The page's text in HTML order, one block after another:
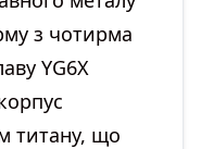
з чотирма
YG6X
титану, що